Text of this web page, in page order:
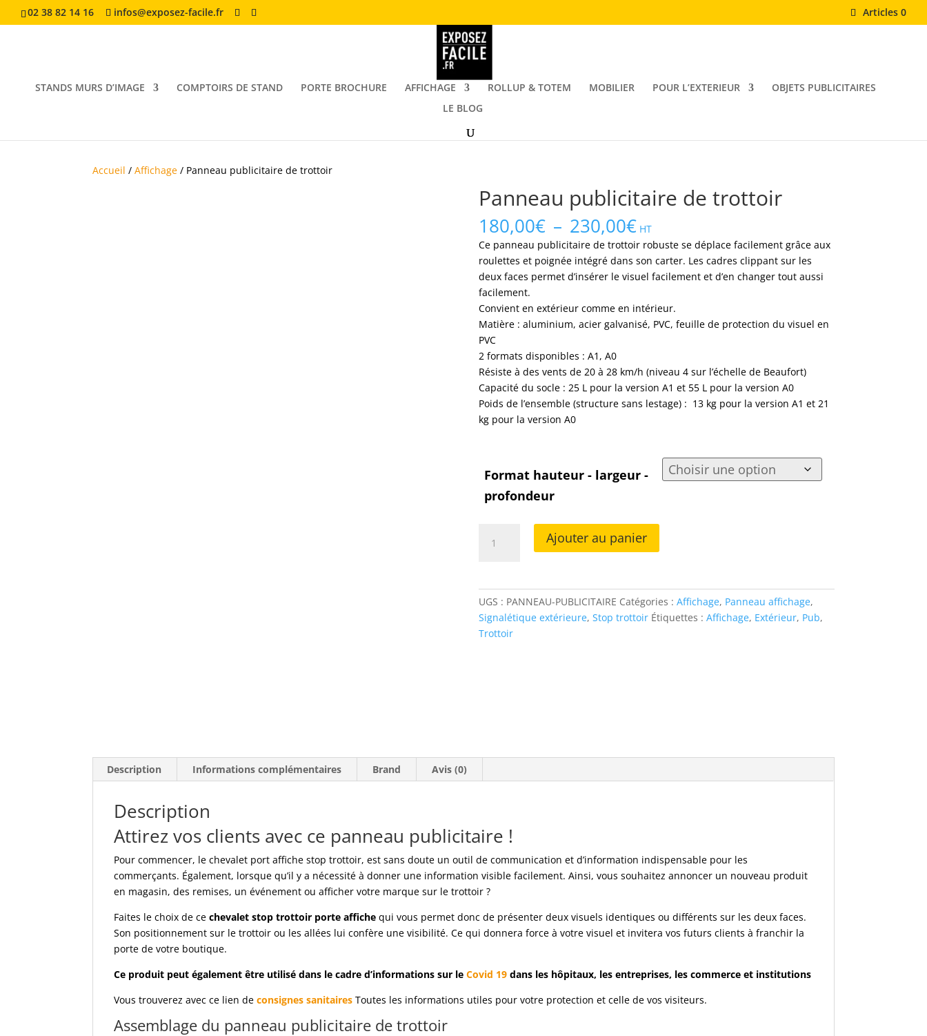
02 38 82 14 16 infos@exposez-facile.fr Articles 0
STANDS MURS D’IMAGE COMPTOIRS DE STAND PORTE BROCHURE AFFICHAGE ROLLUP & TOTEM MOBILIER POUR L’EXTERIEUR
OBJETS PUBLICITAIRES
LE BLOG
Accueil /Affichage / Panneau publicitaire de trottoir
Panneau publicitaire de trottoir
180,00€ – 230,00€Plage
de
prix :
180,00€
à
230,00€
HT
Ce panneau publicitaire de trottoir robuste se déplace facilement grâce aux
roulettes et poignée intégré dans son carter. Les cadres clippant sur les
deux faces permet d’insérer le visuel facilement et d’en changer tout aussi
facilement.
Convient en extérieur comme en intérieur.
Matière : aluminium, acier galvanisé, PVC, feuille de protection du visuel en
PVC
2 formats disponibles : A1, A0
Résiste à des vents de 20 à 28 km/h (niveau 4 sur l’échelle de Beaufort)
Capacité du socle : 25 L pour la version A1 et 55 L pour la version A0
Poids de l’ensemble (structure sans lestage) : 13 kg pour la version A1 et 21
kg pour la version A0
Format hauteur - largeur -
profondeur
trottoir
Ajouter au panier
UGS : PANNEAU-PUBLICITAIRE Catégories : Affichage, Panneau affichage,
Signalétique extérieure, Stop trottoir Étiquettes : Affichage, Extérieur, Pub,
Trottoir
Description Informations complémentaires Brand Avis (0)
Description
Attirez vos clients avec ce panneau publicitaire !
Pour commencer, le chevalet port affiche stop trottoir, est sans doute un outil de communication et d’information indispensable pour les
commerçants. Également, lorsque qu’il y a nécessité à donner une information visible facilement. Ainsi, vous souhaitez annoncer un nouveau produit
en magasin, des remises, un événement ou afficher votre marque sur le trottoir ?
Faites le choix de cechevalet stop trottoir porte affiche qui vous permet donc de présenter deux visuels identiques ou différents sur les deux faces.
Son positionnement sur le trottoir ou les allées lui confère une visibilité. Ce qui donnera force à votre visuel et invitera vos futurs clients à franchir la
porte de votre boutique.
Ce produit peut également être utilisé dans le cadre d’informations sur leCovid 19 dans les hôpitaux, les entreprises, les commerce et institutions
Vous trouverez avec ce lien deconsignes sanitairesToutes les informations utiles pour votre protection et celle de vos visiteurs.
Assemblage du panneau publicitaire de trottoir